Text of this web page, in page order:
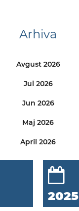
Arhiva
Avgust 2026
Jul 2026
Jun 2026
Maj 2026
April 2026
2025